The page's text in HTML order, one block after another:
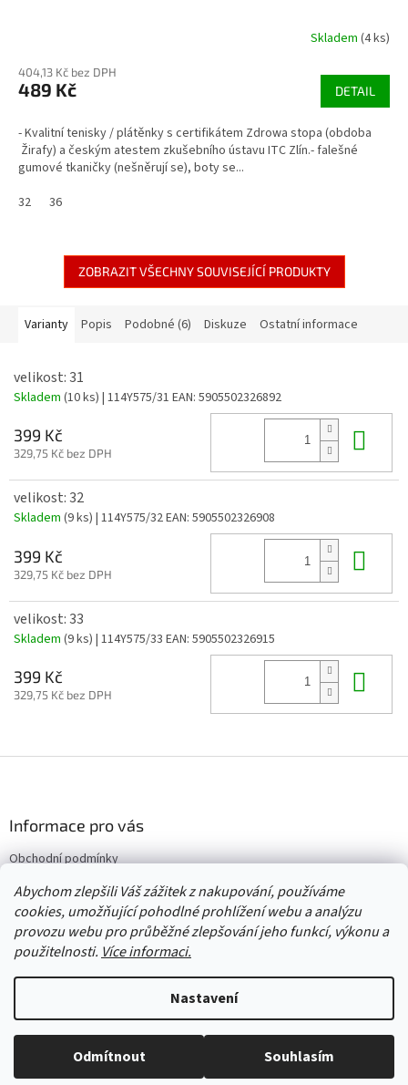
Abychom zlepšili Váš zážitek z nakupování, používáme
cookies, umožňující pohodlné prohlížení webu a analýzu
provozu webu pro průběžné zlepšování jeho funkcí, výkonu a
použitelnosti. Více informaci.
Nastavení
Odmítnout Souhlasím
Skladem (4 ks)
404,13 Kč bez DPH
489 Kč DETAIL
- Kvalitní tenisky / plátěnky s certifikátem Zdrowa stopa (obdoba
Žirafy) a českým atestem zkušebního ústavu ITC Zlín.- falešné
gumové tkaničky (nešněrují se), boty se...
32
36
ZOBRAZIT VŠECHNY SOUVISEJÍCÍ PRODUKTY
Varianty Popis Podobné (6) Diskuze Ostatní informace
velikost: 31
Skladem (10 ks) | 114Y575/31 EAN: 5905502326892
399 Kč
329,75 Kč bez DPH
velikost: 32
Skladem (9 ks) | 114Y575/32EAN: 5905502326908
399 Kč
329,75 Kč bez DPH
velikost: 33
Skladem (9 ks) | 114Y575/33 EAN: 5905502326915
399 Kč
329,75 Kč bez DPH
í
Informace pro vás
Obchodní podmínky
Vrácení/výměna/reklamace
Velkoobchod
Copyright 2026Červený Tulipán. Všechna práva vyhrazena.Upravit